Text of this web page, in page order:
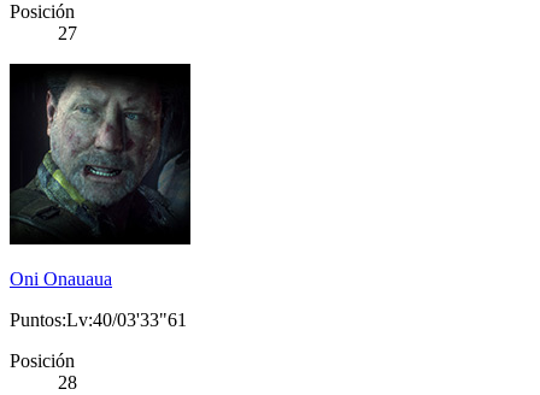
Posición
27
Oni Onauaua
Puntos:Lv:40/03'33"61
Posición
28